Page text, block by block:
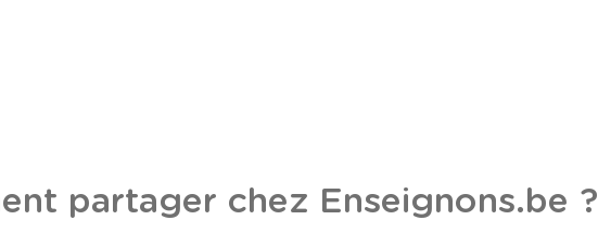
partager chez Enseignons.be ?